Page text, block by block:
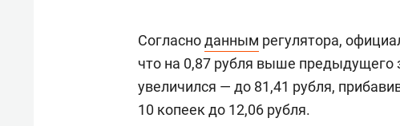
Согласноданным регулятора,
что на 0,87 рубля выше предыдущего
увеличился — до 81,41 рубля,
10 копеек до 12,06 рубля.